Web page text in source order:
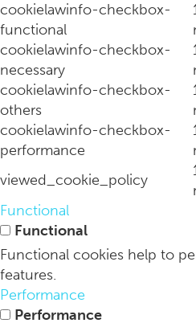
cookielawinfo-checkbox-
functional
cookielawinfo-checkbox-
necessary
cookielawinfo-checkbox-
others
cookielawinfo-checkbox-
performance
viewed_cookie_policy
Functional
Functional
Functional cookies help to
features.
Performance
Performance